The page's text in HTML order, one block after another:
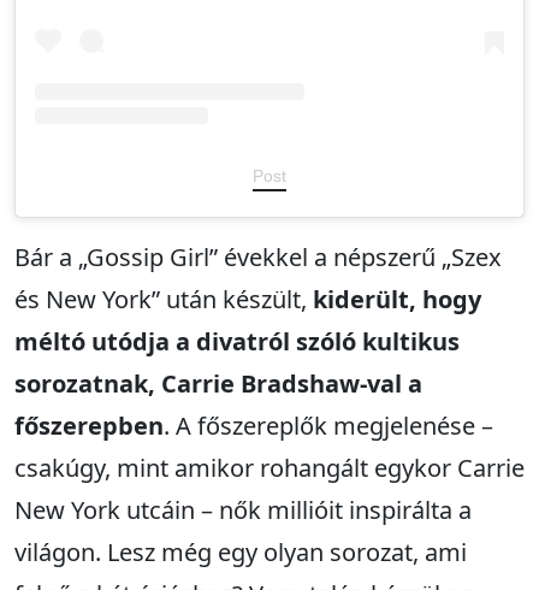
Post
Bár a „Gossip Girl” évekkel a népszerű „Szex
és New York” után készült, kiderült, hogy
méltó utódja a divatról szóló kultikus
sorozatnak, Carrie Bradshaw-val a
főszerepben. A főszereplők megjelenése –
csakúgy, mint amikor rohangált egykor Carrie
New York utcáin – nők millióit inspirálta a
világon. Lesz még egy olyan sorozat, ami